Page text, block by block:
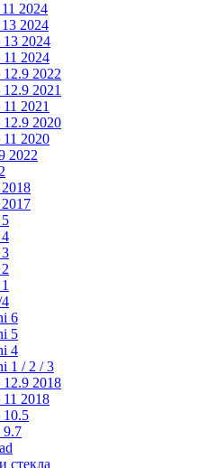
2024
2024
2024
2024
2022
2021
2021
2020
2020
2022
6
5
4
1 / 2 / 3
2018
2018
10.5
9.7
стекла